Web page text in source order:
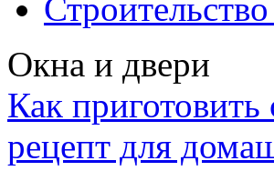
Окна и двери
Как
рецепт для